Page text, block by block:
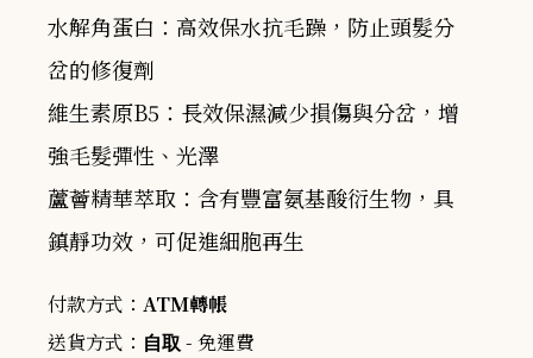
水解角蛋白：高效保水抗毛躁，防止頭髮分
岔的修復劑
維生素原B5：長效保濕減少損傷與分岔，增
強毛髮彈性、光澤
蘆薈精華萃取：含有豐富氨基酸衍生物，具
鎮靜功效，可促進細胞再生
付款方式： ATM轉帳
送貨方式： 自取 - 免運費